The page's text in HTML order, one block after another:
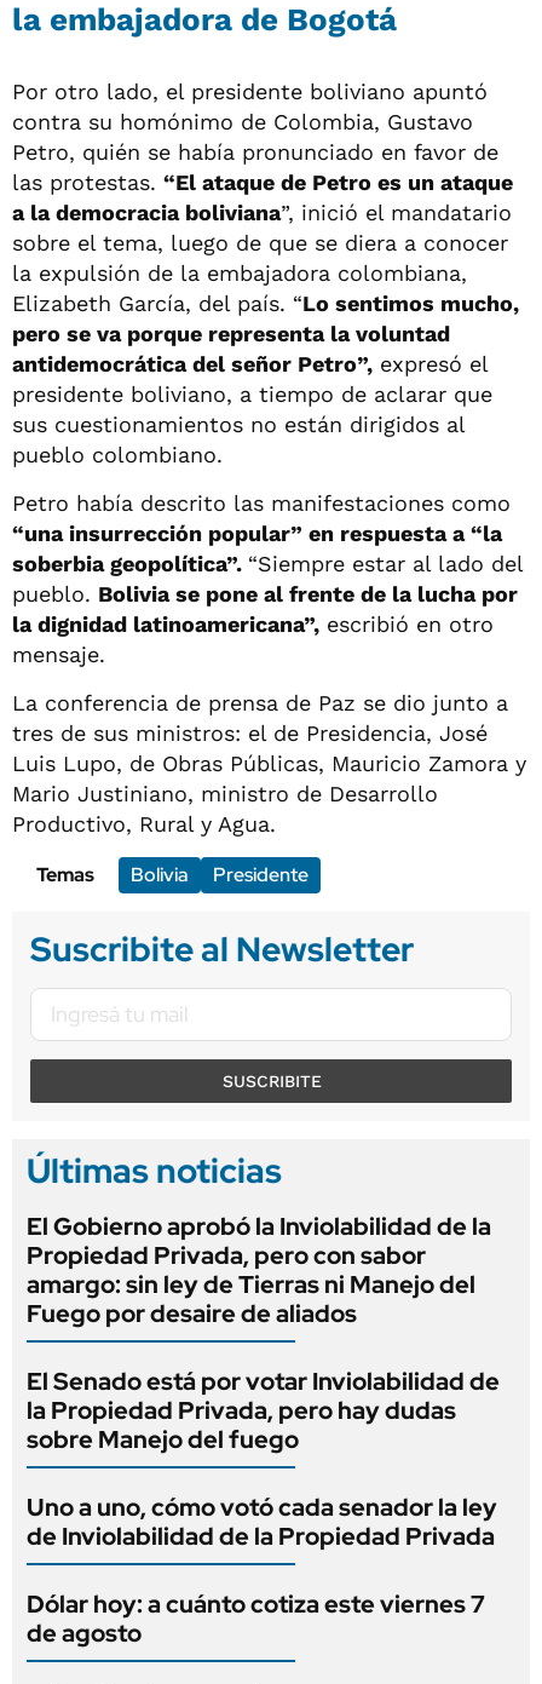
la embajadora de Bogotá
Por otro lado, el presidente boliviano apuntó
contra su homónimo de Colombia, Gustavo
Petro, quién se había pronunciado en favor de
las protestas. “El ataque de Petro es un ataque
a la democracia boliviana”, inició el mandatario
sobre el tema, luego de que se diera a conocer
la expulsión de la embajadora colombiana,
Elizabeth García, del país. “Lo sentimos mucho,
pero se va porque representa la voluntad
antidemocrática del señor Petro”, expresó el
presidente boliviano, a tiempo de aclarar que
sus cuestionamientos no están dirigidos al
pueblo colombiano.
Petro había descrito las manifestaciones como
“una insurrección popular” en respuesta a “la
soberbia geopolítica”. “Siempre estar al lado del
pueblo. Bolivia se pone al frente de la lucha por
la dignidad latinoamericana”, escribió en otro
mensaje.
La conferencia de prensa de Paz se dio junto a
tres de sus ministros: el de Presidencia, José
Luis Lupo, de Obras Públicas, Mauricio Zamora y
Mario Justiniano, ministro de Desarrollo
Productivo, Rural y Agua.
Temas
Bolivia Presidente
Suscribite al Newsletter
SUSCRIBITE
Últimas noticias
El Gobierno aprobó la Inviolabilidad de la
Propiedad Privada, pero con sabor
amargo: sin ley de Tierras ni Manejo del
Fuego por desaire de aliados
El Senado está por votar Inviolabilidad de
la Propiedad Privada, pero hay dudas
sobre Manejo del fuego
Uno a uno, cómo votó cada senador la ley
de Inviolabilidad de la Propiedad Privada
Dólar hoy: a cuánto cotiza este viernes 7
de agosto